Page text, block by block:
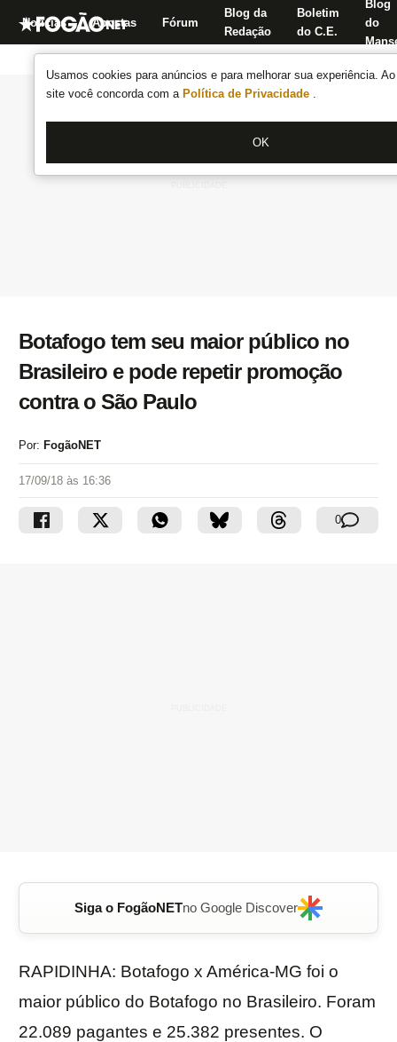
Usamos cookies para anúncios e para melhorar sua experiência.
site você concorda com a Política de Privacidade .
OK
Notícias Apostas Fórum
Blog da
Redação
Boletim
do C.E.
Blog
do
Botafogo tem seu maior público no
Brasileiro e pode repetir promoção
contra o São Paulo
Por: FogãoNET
17/09/18 às 16:36
0
Siga o FogãoNETno Google Discover
RAPIDINHA: Botafogo x América-MG foi o
maior público do Botafogo no Brasileiro. Foram
22.089 pagantes e 25.382 presentes. O